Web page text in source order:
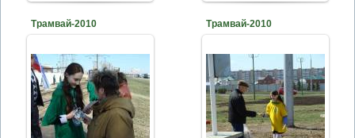
Трамвай-2010
2010-04-26
naturalist
Трамвай-2010
2010-04-26
naturalist